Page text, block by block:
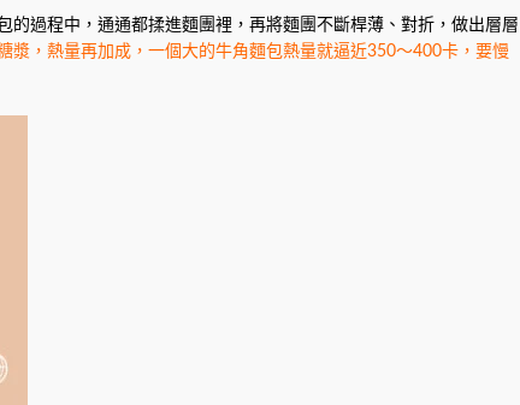
過程中，通通都揉進麵團裡，再將麵團不斷桿薄、對折，做出層層
漿，熱量再加成，一個大的牛角麵包熱量就逼近350～400卡，要慢